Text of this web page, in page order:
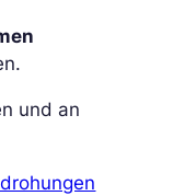
und an